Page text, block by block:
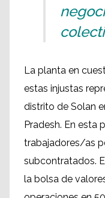
La planta en
estas injustas
distrito de Solan
Pradesh. En esta
trabajadores/as
subcontratados.
la bolsa de